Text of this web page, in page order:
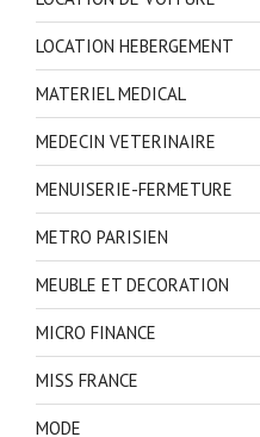
LOCATION HEBERGEMENT
MATERIEL MEDICAL
MEDECIN VETERINAIRE
MENUISERIE-FERMETURE
METRO PARISIEN
MEUBLE ET DECORATION
MICRO FINANCE
MISS FRANCE
MODE